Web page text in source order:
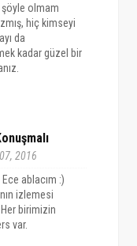
şöyle olmam
hiç kimseyi
da
kadar güzel bir
2016
ablacım :)
izlemesi
birimizin
var.